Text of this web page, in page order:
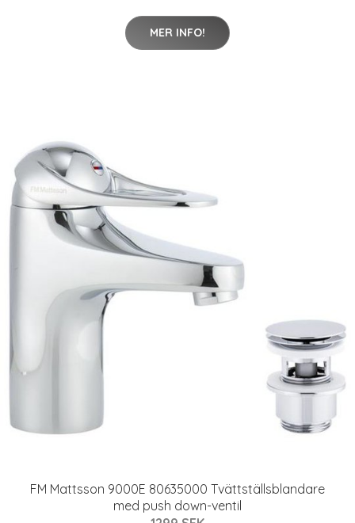
MER INFO!
FM Mattsson 9000E 80635000 Tvättställsblandare
med push down-ventil